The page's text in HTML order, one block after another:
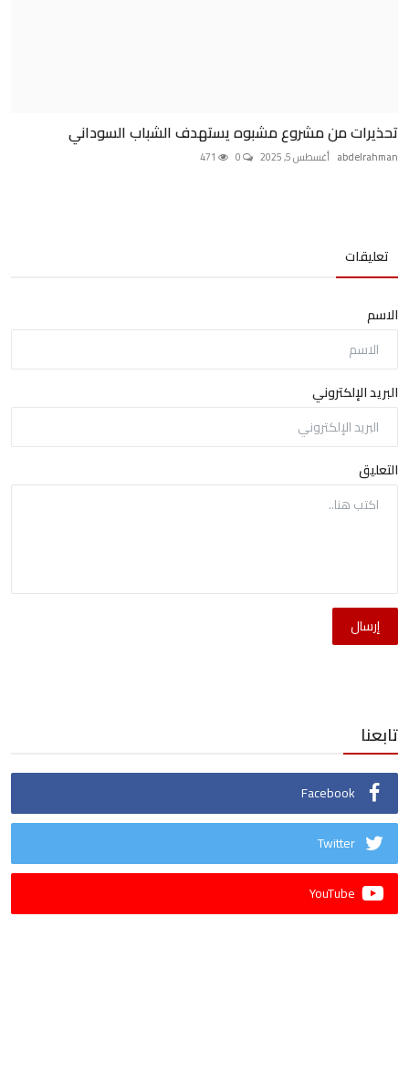
تحذيرات من مشروع مشبوه يستهدف الشباب السوداني
abdelrahman أغسطس 5, 2025
تعليقات
الاسم
البريد الإلكتروني
التعليق
إرسال
تابعنا
Facebook
Twitter
YouTube